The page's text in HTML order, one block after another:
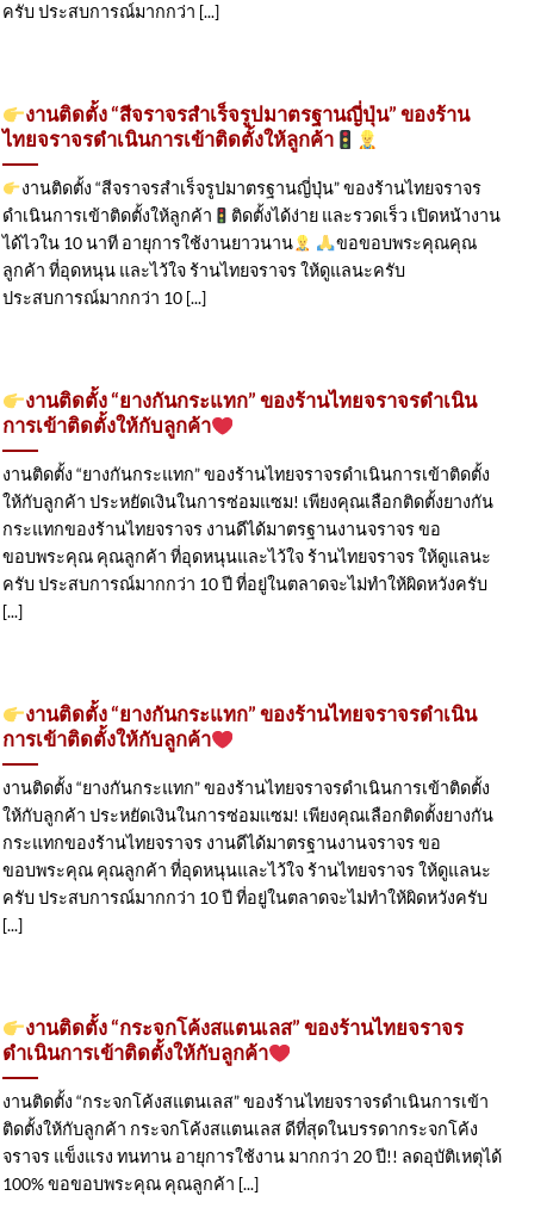
ครับ ประสบการณ์มากกว่า [...]
งานติดตั้ง “สีจราจรสำเร็จรูปมาตรฐานญี่ปุ่น” ของร้าน
ไทยจราจรดำเนินการเข้าติดตั้ง​ให้ลูกค้า
งานติดตั้ง “สีจราจรสำเร็จรูปมาตรฐานญี่ปุ่น” ของร้านไทยจราจร
ดำเนินการเข้าติดตั้ง​ให้ลูกค้า
ติดตั้งได้ง่าย และรวดเร็ว เปิดหน้างาน
ได้ไวใน 10 นาที อายุการใช้งานยาวนาน
ขอขอบพระคุณคุณ
ลูกค้า ที่อุดหนุน และไว้ใจ ร้านไทยจราจร ให้ดูแลนะครับ
ประสบการณ์มากกว่า 10 [...]
งานติดตั้ง “ยางกันกระแทก” ของร้านไทยจราจรดำเนิน
การเข้าติดตั้ง​ให้กับลูกค้า
งานติดตั้ง “ยางกันกระแทก” ของร้านไทยจราจรดำเนินการเข้าติดตั้ง​
ให้กับลูกค้า ประหยัดเงินในการซ่อมแซม! เพียงคุณเลือกติดตั้งยางกัน
กระแทกของร้านไทยจราจร งานดีได้มาตรฐานงานจราจร ขอ
ขอบพระคุณ คุณลูกค้า ที่อุดหนุนและไว้ใจ ร้านไทยจราจร ให้ดูแลนะ
ครับ ประสบการณ์มากกว่า 10 ปี ที่อยู่ในตลาดจะไม่ทำให้ผิดหวังครับ
[...]
งานติดตั้ง “ยางกันกระแทก” ของร้านไทยจราจรดำเนิน
การเข้าติดตั้ง​ให้กับลูกค้า
งานติดตั้ง “ยางกันกระแทก” ของร้านไทยจราจรดำเนินการเข้าติดตั้ง​
ให้กับลูกค้า ประหยัดเงินในการซ่อมแซม! เพียงคุณเลือกติดตั้งยางกัน
กระแทกของร้านไทยจราจร งานดีได้มาตรฐานงานจราจร ขอ
ขอบพระคุณ คุณลูกค้า ที่อุดหนุนและไว้ใจ ร้านไทยจราจร ให้ดูแลนะ
ครับ ประสบการณ์มากกว่า 10 ปี ที่อยู่ในตลาดจะไม่ทำให้ผิดหวังครับ
[...]
งานติดตั้ง “กระจกโค้งสแตนเลส” ของร้านไทยจราจร
ดำเนินการเข้าติดตั้ง​ให้กับลูกค้า
งานติดตั้ง “กระจกโค้งสแตนเลส” ของร้านไทยจราจรดำเนินการเข้า
ติดตั้ง​ให้กับลูกค้า กระจกโค้งสแตนเลส ดีที่สุดในบรรดากระจกโค้ง
จราจร แข็งแรง ทนทาน อายุการใช้งาน มากกว่า 20 ปี!! ลดอุบัติเหตุได้
100% ขอขอบพระคุณ คุณลูกค้า [...]